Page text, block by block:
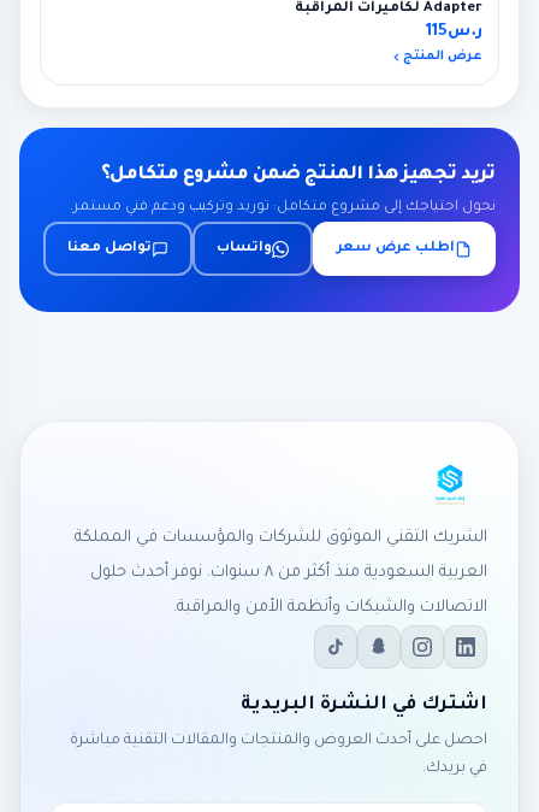
Adapter لكاميرات المراقبة
ر.س115
عرض المنتج
تريد تجهيز هذا المنتج ضمن مشروع متكامل؟
نحول احتياجك إلى مشروع متكامل: توريد وتركيب ودعم فني مستمر.
اطلب عرض سعر واتساب تواصل معنا
الشريك التقني الموثوق للشركات والمؤسسات في المملكة
العربية السعودية منذ أكثر من ٨ سنوات. نوفر أحدث حلول
الاتصالات والشبكات وأنظمة الأمن والمراقبة.
اشترك في النشرة البريدية
احصل على أحدث العروض والمنتجات والمقالات التقنية مباشرة
في بريدك.